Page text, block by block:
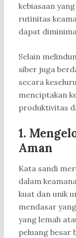
kebiasaan
rutinitas
dapat
Selain
siber juga
secara
menciptakan
produktivitas
1.
Aman
Kata sandi
dalam
kuat dan unik
mendasar
yang lemah
peluang besar